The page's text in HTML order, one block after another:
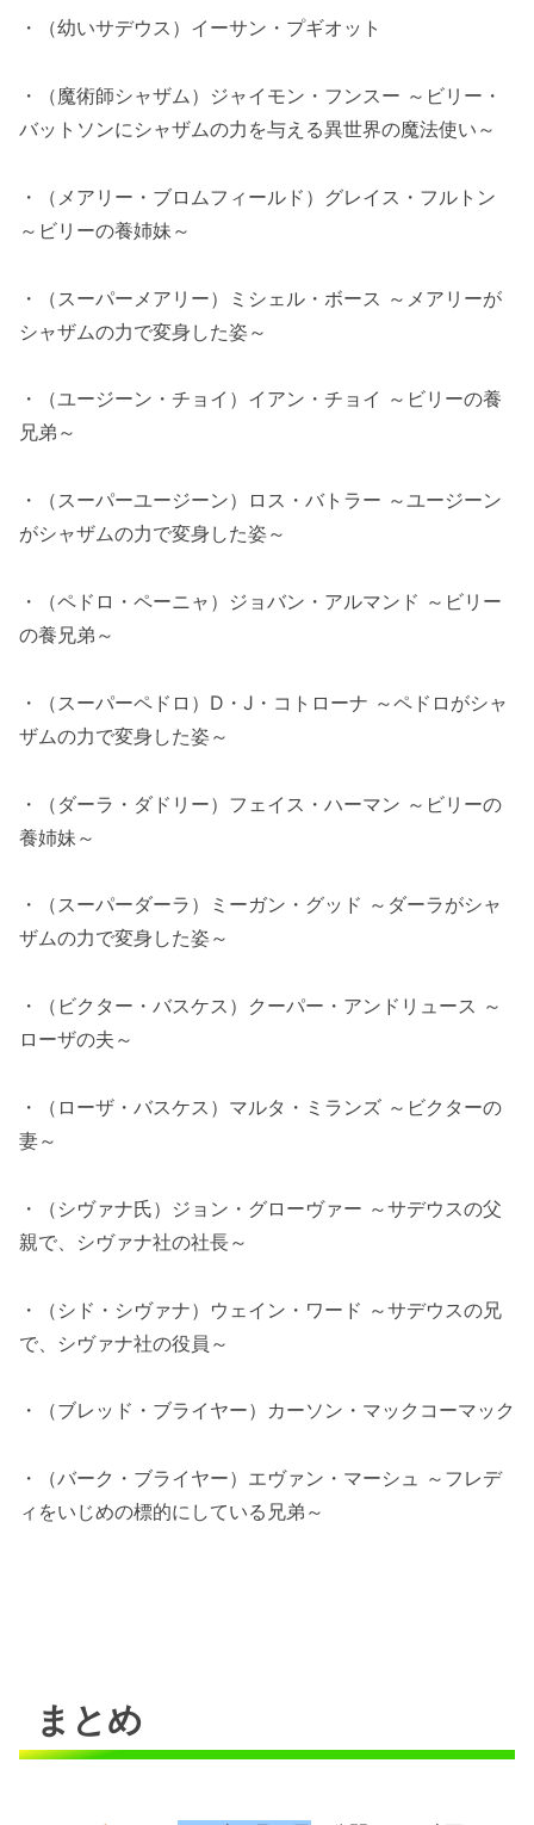
・（幼いサデウス）イーサン・プギオット
・（魔術師シャザム）ジャイモン・フンスー ～ビリー・
バットソンにシャザムの力を与える異世界の魔法使い～
・（メアリー・ブロムフィールド）グレイス・フルトン
～ビリーの養姉妹～
・（スーパーメアリー）ミシェル・ボース ～メアリーが
シャザムの力で変身した姿～
・（ユージーン・チョイ）イアン・チョイ ～ビリーの養
兄弟～
・（スーパーユージーン）ロス・バトラー ～ユージーン
がシャザムの力で変身した姿～
・（ペドロ・ペーニャ）ジョバン・アルマンド ～ビリー
の養兄弟～
・（スーパーペドロ）D・J・コトローナ ～ペドロがシャ
ザムの力で変身した姿～
・（ダーラ・ダドリー）フェイス・ハーマン ～ビリーの
養姉妹～
・（スーパーダーラ）ミーガン・グッド ～ダーラがシャ
ザムの力で変身した姿～
・（ビクター・バスケス）クーパー・アンドリュース ～
ローザの夫～
・（ローザ・バスケス）マルタ・ミランズ ～ビクターの
妻～
・（シヴァナ氏）ジョン・グローヴァー ～サデウスの父
親で、シヴァナ社の社長～
・（シド・シヴァナ）ウェイン・ワード ～サデウスの兄
で、シヴァナ社の役員～
・（ブレッド・ブライヤー）カーソン・マックコーマック
・（バーク・ブライヤー）エヴァン・マーシュ ～フレデ
ィをいじめの標的にしている兄弟～
まとめ